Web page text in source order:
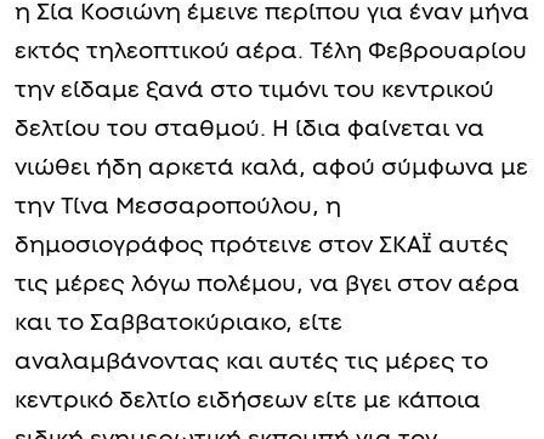
η Σία Κοσιώνη έμεινε περίπου για έναν μήνα
εκτός τηλεοπτικού αέρα. Τέλη Φεβρουαρίου
την είδαμε ξανά στο τιμόνι του κεντρικού
δελτίου του σταθμού. Η ίδια φαίνεται να
νιώθει ήδη αρκετά καλά, αφού σύμφωνα με
την Τίνα Μεσσαροπούλου, η
δημοσιογράφος πρότεινε στον ΣΚΑΪ αυτές
τις μέρες λόγω πολέμου, να βγει στον αέρα
και το Σαββατοκύριακο, είτε
αναλαμβάνοντας και αυτές τις μέρες το
κεντρικό δελτίο ειδήσεων είτε με κάποια